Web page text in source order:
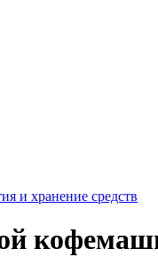
и хранение средств